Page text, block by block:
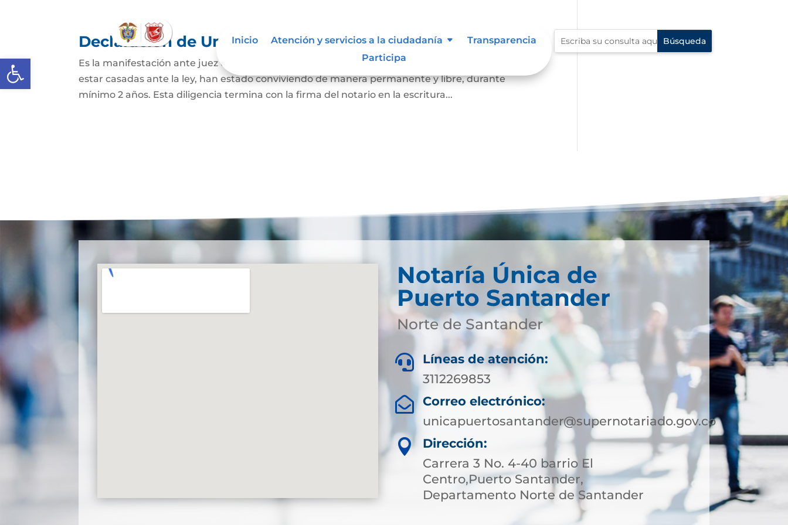
Abrir barra de herramientas
Inicio Atención y servicios a la ciudadanía
Transparencia
Participa
Declaración de Unión Marital de Hecho
Es la manifestación ante juez o notario de la existencia de la unión entre dos personas que, sin
estar casadas ante la ley, han estado conviviendo de manera permanente y libre, durante
mínimo 2 años. Esta diligencia termina con la firma del notario en la escritura...
Notaría Única de
Puerto Santander
Norte de Santander

Líneas de atención:
3112269853

Correo electrónico:
unicapuertosantander@supernotariado.gov.co

Dirección:
Carrera 3 No. 4-40 barrio El
Centro,Puerto Santander,
Departamento Norte de Santander